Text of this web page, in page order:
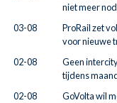
niet meer
03-08
ProRail zet
voor nieuwe
02-08
Geen
tijdens
02-08
GoVolta wil